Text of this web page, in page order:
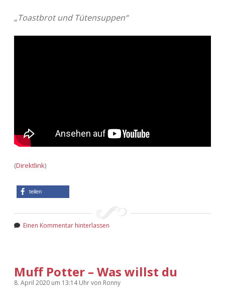
Adventskalender 2018
Adventskalender 2022
Adventskalender 2024
„Toastbrot und Tütensuppen“
(Direktlink)
teilen
Einen Kommentar hinterlassen
Muff Potter – Was willst du
8. April 2020 um 13:14 Uhrvon Ronny